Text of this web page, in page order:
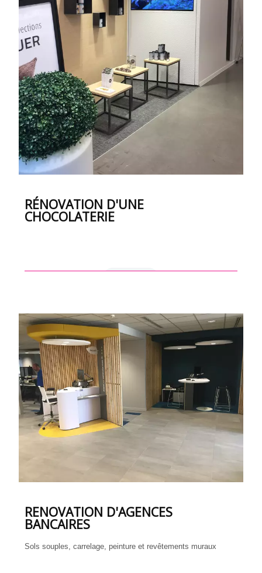
RÉNOVATION D'UNE
CHOCOLATERIE
RENOVATION D'AGENCES
BANCAIRES
Sols souples, carrelage, peinture et revêtements muraux